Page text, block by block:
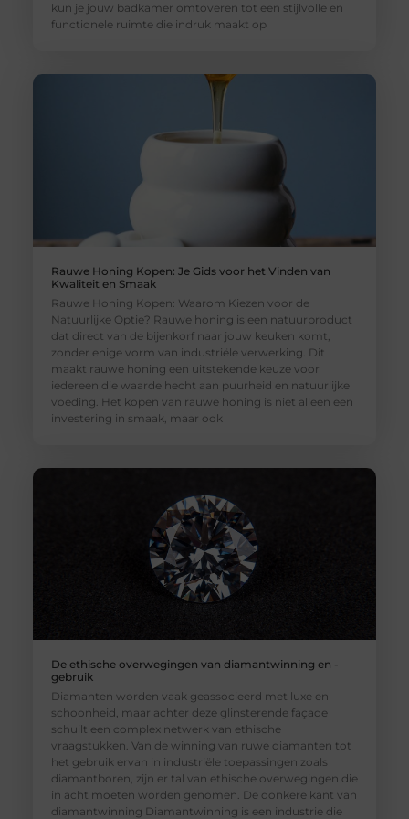
kun je jouw badkamer omtoveren tot een stijlvolle en
functionele ruimte die indruk maakt op
Rauwe Honing Kopen: Je Gids voor het Vinden van
Kwaliteit en Smaak
Rauwe Honing Kopen: Waarom Kiezen voor de
Natuurlijke Optie? Rauwe honing is een natuurproduct
dat direct van de bijenkorf naar jouw keuken komt,
zonder enige vorm van industriële verwerking. Dit
maakt rauwe honing een uitstekende keuze voor
iedereen die waarde hecht aan puurheid en natuurlijke
voeding. Het kopen van rauwe honing is niet alleen een
investering in smaak, maar ook
De ethische overwegingen van diamantwinning en -
gebruik
Diamanten worden vaak geassocieerd met luxe en
schoonheid, maar achter deze glinsterende façade
schuilt een complex netwerk van ethische
vraagstukken. Van de winning van ruwe diamanten tot
het gebruik ervan in industriële toepassingen zoals
diamantboren, zijn er tal van ethische overwegingen die
in acht moeten worden genomen. De donkere kant van
diamantwinning Diamantwinning is een industrie die